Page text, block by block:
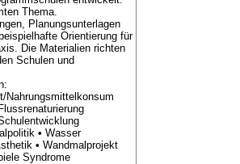
Thema.
Planungsunterlagen
Orientierung für
Die Materialien richten
Schulen und
Nahrungsmittelkonsum
Flussrenaturierung
• Wasser
• Wandmalprojekt
Syndrome